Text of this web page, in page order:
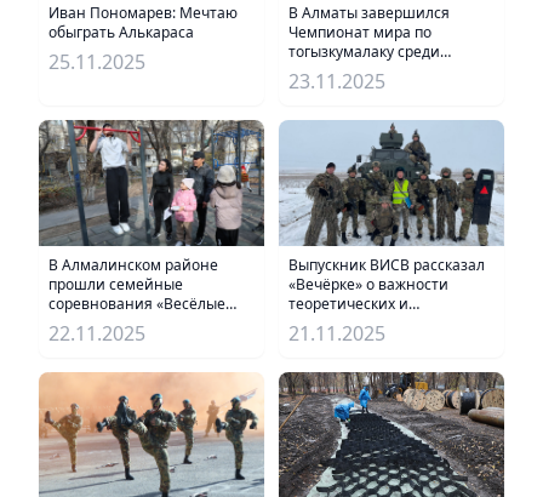
Иван Пономарев: Мечтаю
обыграть Алькараса
25.11.2025
В Алматы завершился
Чемпионат мира по
тогызкумалаку среди
юношей и девушек
23.11.2025
В Алмалинском районе
прошли семейные
соревнования «Весёлые
старты»
22.11.2025
Выпускник ВИСВ рассказал
«Вечёрке» о важности
теоретических и
практических знаний для
службы в войсках
21.11.2025